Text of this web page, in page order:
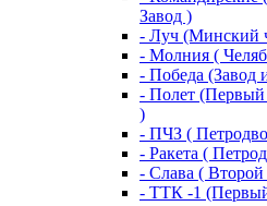
Завод )
- Луч (Минский
- Молния (
- Победа (Завод
- Полет (Первый
)
- ПЧЗ (
- Ракета (
- Слава ( Второй
- ТТК -1 (Первый